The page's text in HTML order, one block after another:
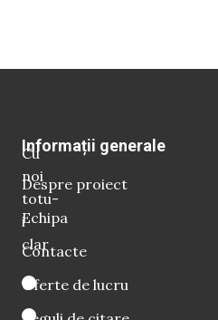
Cu
noi
totu-
i
clar
Informații generale
Despre proiect
Echipa
Contacte
Oferte de lucru